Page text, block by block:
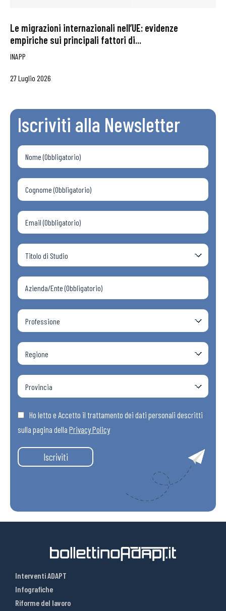
Le migrazioni internazionali nell’UE: evidenze
empiriche sui principali fattori di...
INAPP
27 Luglio 2026
Iscriviti alla Newsletter
Ho letto e Accetto il trattamento dei dati personali descritti
sulla pagina della Privacy Policy
Iscriviti
Interventi ADAPT
Infografiche
Riforme del lavoro